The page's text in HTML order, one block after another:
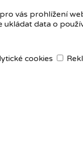
vás prohlížení
data o
cookies